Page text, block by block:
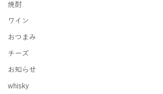
焼酎
ワイン
おつまみ
チーズ
お知らせ
whisky